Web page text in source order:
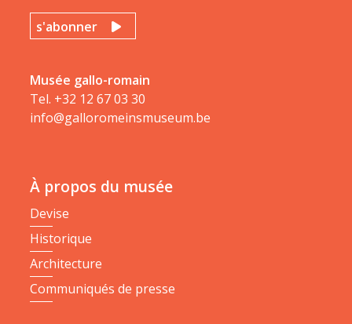
s'abonner
Musée gallo-romain
Tel. +32 12 67 03 30
info@galloromeinsmuseum.be
À propos du musée
Devise
Historique
Architecture
Communiqués de presse